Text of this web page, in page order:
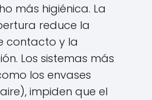
más higiénica. La
reduce la
contacto y la
Los sistemas más
los envases
aire), impiden que el